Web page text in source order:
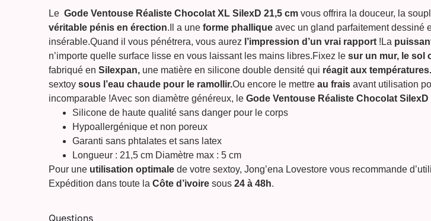
Le Gode Ventouse Réaliste Chocolat XL SilexD 21,5 cm vous offrira la douceur, la
véritable pénis en érection.Il a une forme phallique avec un gland parfaitement dessiné
insérable.Quand il vous pénétrera, vous aurez l’impression d’un vrai rapport !La
n’importe quelle surface lisse en vous laissant les mains libres.Fixez le sur un mur, le sol
fabriqué en Silexpan, une matière en silicone double densité qui réagit aux températures.
sextoy sous l’eau chaude pour le ramollir.Ou encore le mettre au frais avant utilisation
incomparable !Avec son diamètre généreux, le Gode Ventouse Réaliste Chocolat SilexD
Silicone de haute qualité sans danger pour le corps
Hypoallergénique et non poreux
Garanti sans phtalates et sans latex
Longueur : 21,5 cm Diamètre max : 5 cm
Pour une utilisation optimale de votre sextoy, Jong’ena Lovestore vous recommande
Expédition dans toute la Côte d’ivoire sous 24 à 48h.
Questions